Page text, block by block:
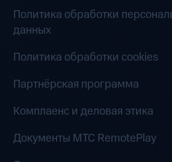
Политика обработки
данных
Политика обработки cookies
Партнёрская программа
Комплаенс и деловая этика
Документы MTC RemotePlay